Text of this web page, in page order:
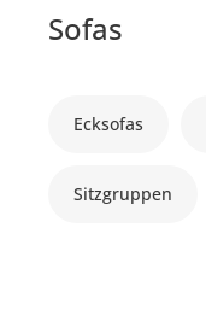
Sofas
Ecksofas
Sitzgruppen